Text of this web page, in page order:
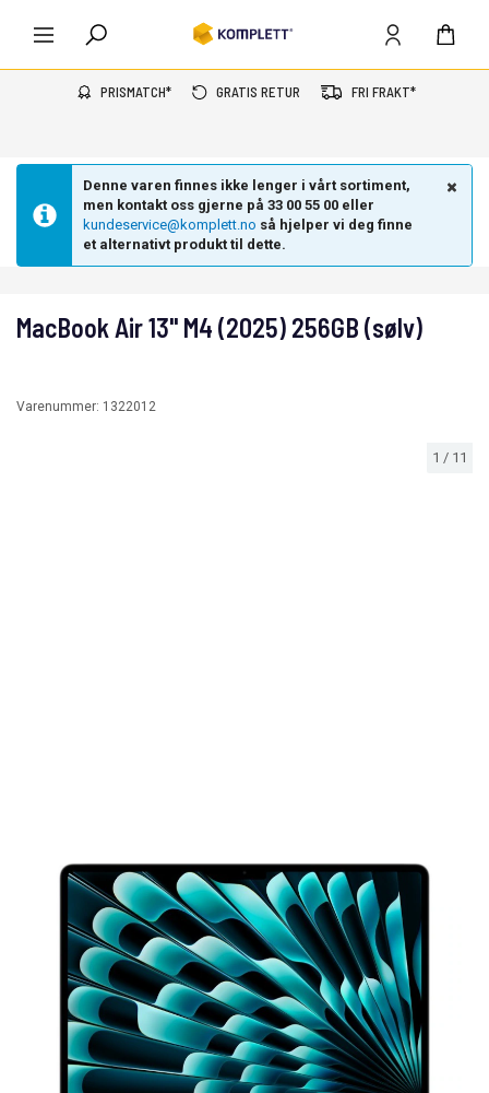
PRISMATCH* GRATIS RETUR FRI FRAKT*
Denne varen finnes ikke lenger i vårt sortiment,
men kontakt oss gjerne på 33 00 55 00 eller
kundeservice@komplett.no så hjelper vi deg finne
et alternativt produkt til dette.
1 / 11
MacBook Air 13" M4 (2025) 256GB (sølv)
Varenummer: 1322012